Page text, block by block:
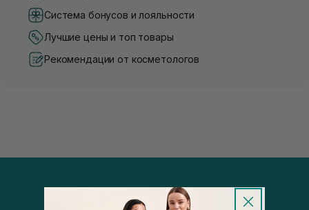
Система бонусов и лояльности
Лучшие цены и топ товары
Рекомендации от косметологов